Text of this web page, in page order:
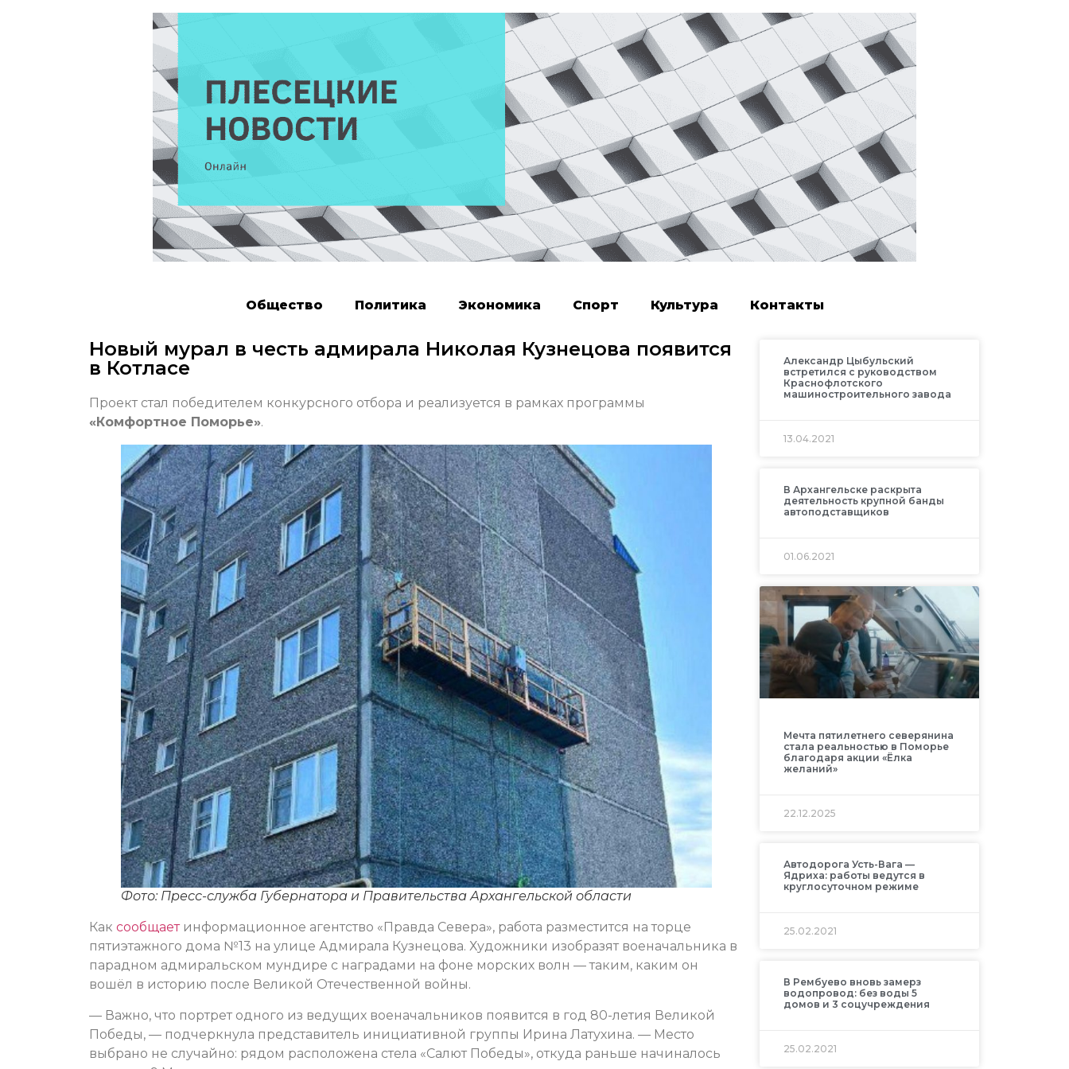
Общество Политика Экономика Спорт Культура Контакты
Новый мурал в честь адмирала Николая Кузнецова появится
в Котласе
Проект стал победителем конкурсного отбора и реализуется в рамках программы
«Комфортное Поморье».
Фото: Пресс-служба Губернатора и Правительства Архангельской области
Как сообщает информационное агентство «Правда Севера», работа разместится на торце
пятиэтажного дома №13 на улице Адмирала Кузнецова. Художники изобразят военачальника в
парадном адмиральском мундире с наградами на фоне морских волн — таким, каким он
вошёл в историю после Великой Отечественной войны.
— Важно, что портрет одного из ведущих военачальников появится в год 80-летия Великой
Победы, — подчеркнула представитель инициативной группы Ирина Латухина. — Место
выбрано не случайно: рядом расположена стела «Салют Победы», откуда раньше начиналось
Александр Цыбульский
встретился с руководством
Краснофлотского
машиностроительного завода
13.04.2021
В Архангельске раскрыта
деятельность крупной банды
автоподставщиков
01.06.2021
Мечта пятилетнего северянина
стала реальностью в Поморье
благодаря акции «Ёлка
желаний»
22.12.2025
Автодорога Усть-Вага —
Ядриха: работы ведутся в
круглосуточном режиме
25.02.2021
В Рембуево вновь замерз
водопровод: без воды 5
домов и 3 соцучреждения
25.02.2021